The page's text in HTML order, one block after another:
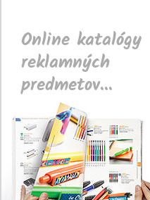
Online katalógy
reklamných
predmetov...